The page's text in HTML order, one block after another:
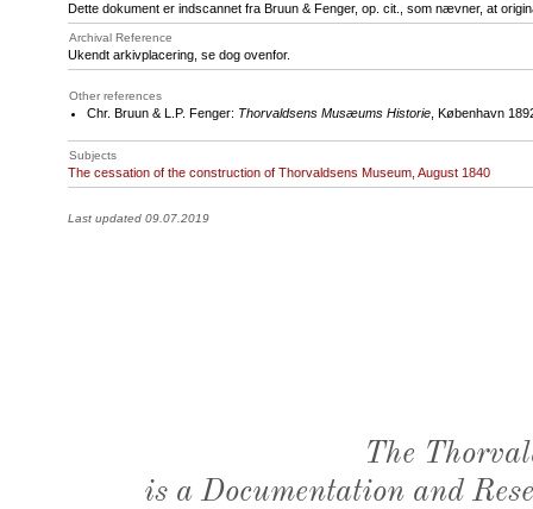
Dette dokument er indscannet fra Bruun & Fenger, op. cit., som nævner, at
Archival Reference
Ukendt arkivplacering, se dog ovenfor.
Other references
Chr. Bruun & L.P. Fenger: Thorvaldsens Musæums Historie , København
Subjects
The cessation of the construction of Thorvaldsens Museum, August 1840
Last updated 09.07.2019
The
is a Documentation and